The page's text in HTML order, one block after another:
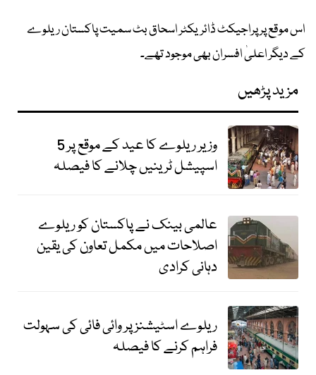
اس موقع پر پراجیکٹ ڈائریکٹر اسحاق بٹ سمیت پاکستان ریلوے
کے دیگر اعلیٰ افسران بھی موجود تھے۔
مزید پڑھیں
وزیر ریلوے کا عید کے موقع پر 5
اسپیشل ٹرینیں چلانے کا فیصلہ
عالمی بینک نے پاکستان کو ریلوے
اصلاحات میں مکمل تعاون کی یقین
دہانی کرادی
ریلوے اسٹیشنز پر وائی فائی کی سہولت
فراہم کرنے کا فیصلہ